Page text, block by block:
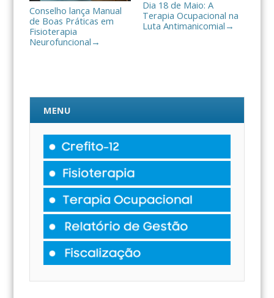
Conselho lança Manual
de Boas Práticas em
Fisioterapia
Neurofuncional →
Dia 18 de Maio: A
Terapia Ocupacional na
Luta Antimanicomial →
MENU